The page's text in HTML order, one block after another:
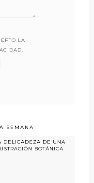
LA
.
SEMANA
DELICADEZA DE UNA
BOTÁNICA